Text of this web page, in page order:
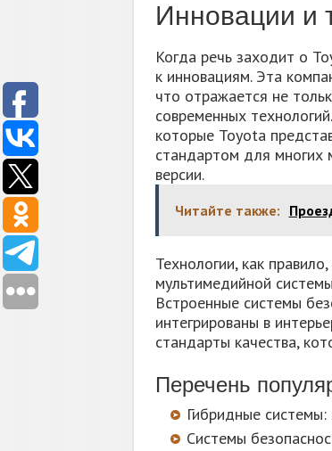
Инновации и
Когда речь заходит о
к инновациям. Эта
что отражается не
современных
которые Toyota
стандартом для многих
версии.
Читайте также:
Технологии, как
мультимедийной
Встроенные системы
интегрированы в
стандарты качества,
Перечень
Гибридные
Системы